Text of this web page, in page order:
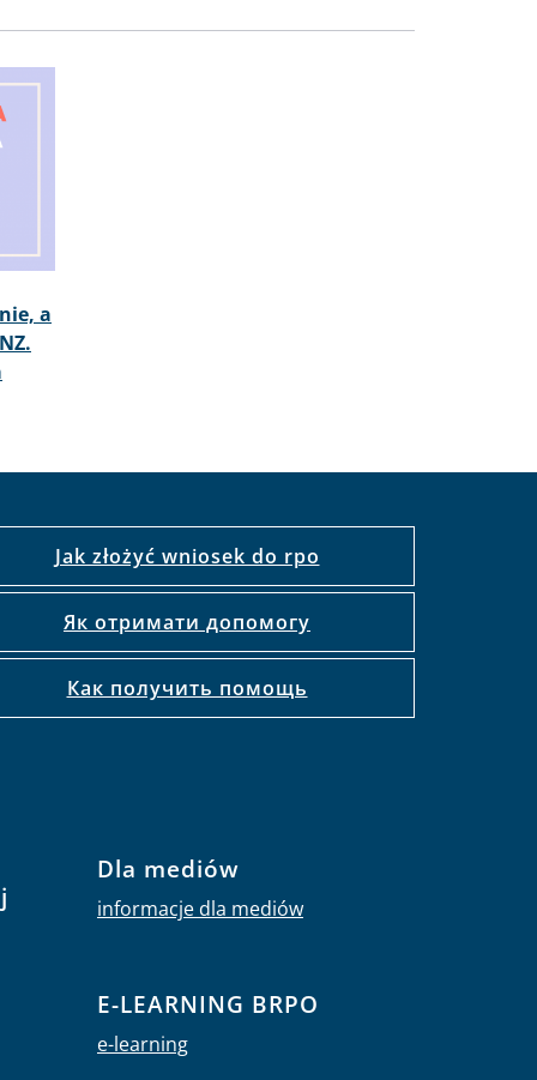
a
Jak złożyć wniosek do rpo
Як отримати допомогу
Как получить помощь
Dla mediów
informacje dla mediów
E-LEARNING BRPO
e-learning